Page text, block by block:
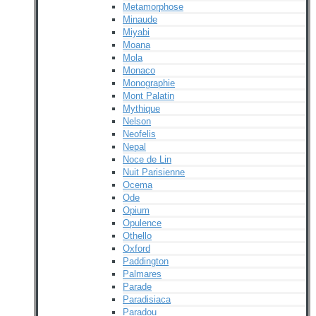
Metamorphose
Minaude
Miyabi
Moana
Mola
Monaco
Monographie
Mont Palatin
Mythique
Nelson
Neofelis
Nepal
Noce de Lin
Nuit Parisienne
Ocema
Ode
Opium
Opulence
Othello
Oxford
Paddington
Palmares
Parade
Paradisiaca
Paradou